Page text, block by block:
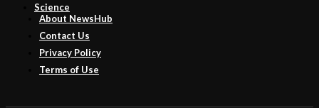
Science
About NewsHub
Contact Us
Privacy Policy
Terms of Use